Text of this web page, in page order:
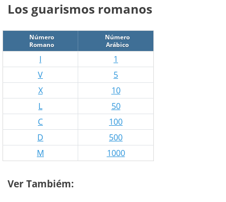
Los guarismos romanos
Número
Romano
Número
Arábico
I
1
V
5
X
10
L
50
C
100
D
500
M
1000
Ver Tambiém: